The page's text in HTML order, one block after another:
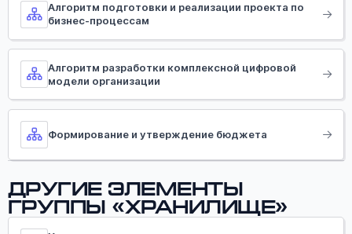
Алгоритм подготовки и реализации проекта по
бизнес-процессам
Алгоритм разработки комплексной цифровой
модели организации
Формирование и утверждение бюджета
Другие элементы
группы «Хранилище»